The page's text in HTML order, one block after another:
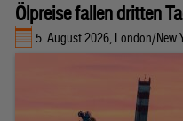
Ölpreise fallen dritten
5. August 2026, London/New